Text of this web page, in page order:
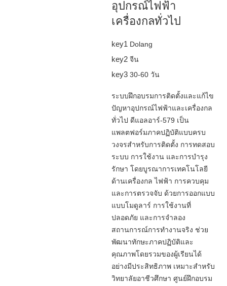
อุปกรณ์ไฟฟ้า
เครื่องกลทั่วไป
key1 Dolang
key2 จีน
key3 30-60 วัน
ระบบฝึกอบรมการติดตั้งและแก้ไข
ปัญหาอุปกรณ์ไฟฟ้าและเครื่องกล
ทั่วไป ดีแอลอาร์-579 เป็น
แพลตฟอร์มภาคปฏิบัติแบบครบ
วงจรสำหรับการติดตั้ง การทดสอบ
ระบบ การใช้งาน และการบำรุง
รักษา โดยบูรณาการเทคโนโลยี
ด้านเครื่องกล ไฟฟ้า การควบคุม
และการตรวจจับ ด้วยการออกแบบ
แบบโมดูลาร์ การใช้งานที่
ปลอดภัย และการจำลอง
สถานการณ์การทำงานจริง ช่วย
พัฒนาทักษะภาคปฏิบัติและ
คุณภาพโดยรวมของผู้เรียนได้
อย่างมีประสิทธิภาพ เหมาะสำหรับ
วิทยาลัยอาชีวศึกษา ศูนย์ฝึกอบรม